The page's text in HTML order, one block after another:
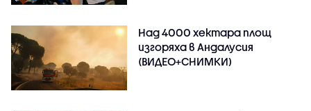
Над 4000 хектара площ
изгоряха в Андалусия
(ВИДЕО+СНИМКИ)